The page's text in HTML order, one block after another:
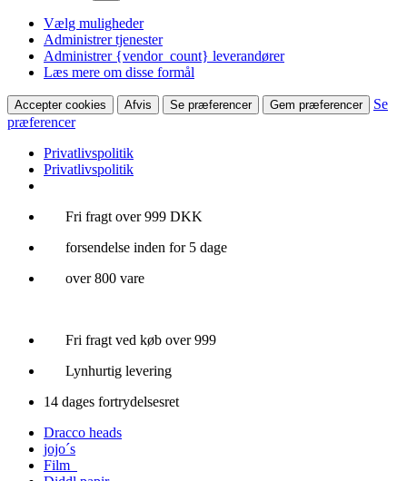
Vælg muligheder
Administrer tjenester
Administrer {vendor_count} leverandører
Læs mere om disse formål
Accepter cookies Afvis Se præferencer Gem præferencer
Se
præferencer
Privatlivspolitik
Privatlivspolitik
Videre
indhold
Fri fragt over 999 DKK
forsendelse inden for 5 dage
over 800 vare
Fri fragt ved køb over 999
Lynhurtig levering
14 dages fortrydelsesret
Dracco heads
jojo´s
Film